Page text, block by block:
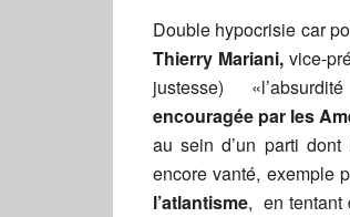
Double hypocrisie car
Thierry Mariani, vice-
justesse)
encouragée par les
au sein d’un parti
encore vanté, exemple
l’atlantisme, en tentant